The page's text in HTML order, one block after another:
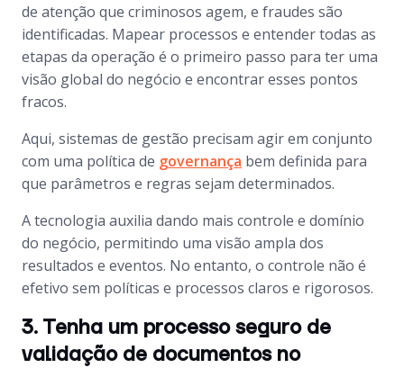
de atenção que criminosos agem, e fraudes são
identificadas. Mapear processos e entender todas as
etapas da operação é o primeiro passo para ter uma
visão global do negócio e encontrar esses pontos
fracos.
Aqui, sistemas de gestão precisam agir em conjunto
com uma política de governança bem definida para
que parâmetros e regras sejam determinados.
A tecnologia auxilia dando mais controle e domínio
do negócio, permitindo uma visão ampla dos
resultados e eventos. No entanto, o controle não é
efetivo sem políticas e processos claros e rigorosos.
3. Tenha um processo seguro de
validação de documentos no